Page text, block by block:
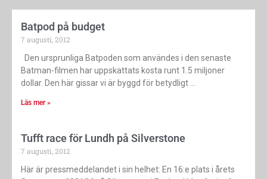
Batpod på budget
7 augusti, 2012
Den ursprunliga Batpoden som användes i den senaste
Batman-filmen har uppskattats kosta runt 1.5 miljoner
dollar. Den här gissar vi är byggd för betydligt
Läs mer »
Tufft race för Lundh på Silverstone
7 augusti, 2012
Här är pressmeddelandet i sin helhet: En 16:e plats i årets